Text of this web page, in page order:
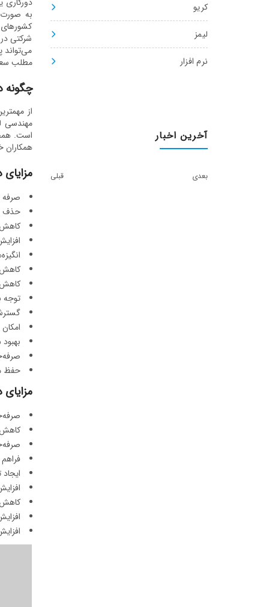
به
کشورهای
شرکتی
می‌تواند
مطلب
چگونه
از
مهندسی
است.
همکاران
مزایای
صرفه
حذف
کاهش
کاهش
توجه
حفظ
مزایای
کاهش
کاهش
کریو
لیمز
نرم افزار
آخرین اخبار
قبلی بعدی